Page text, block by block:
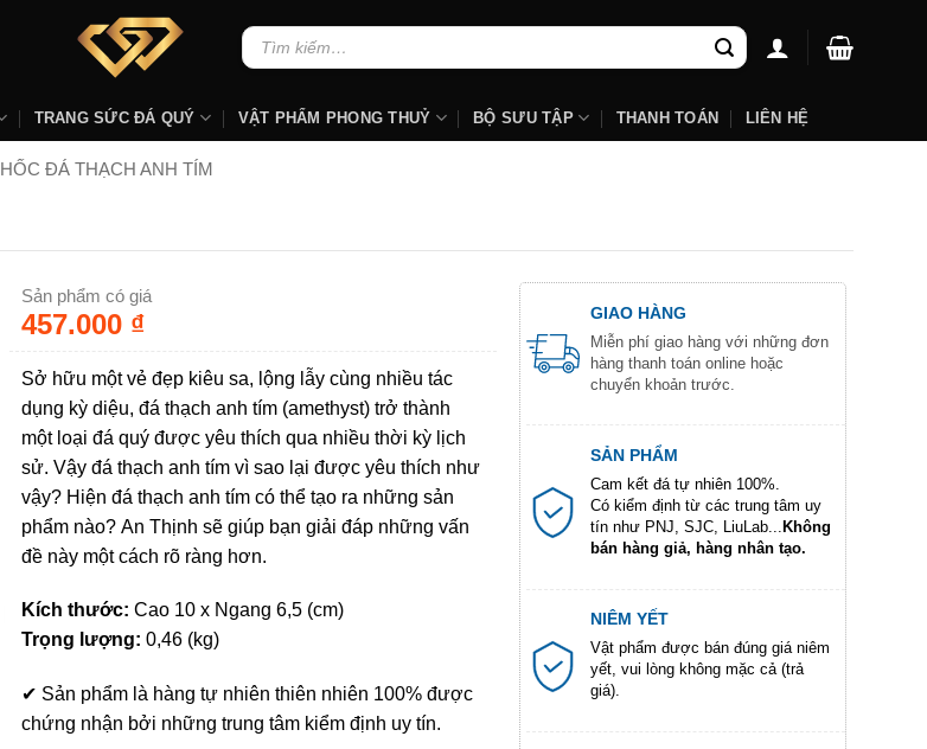
Tìm
kiếm:
TRANG SỨC ĐÁ QUÝ VẬT PHẨM PHONG THUỶ BỘ SƯU TẬP THANH TOÁN LIÊN HỆ
HỐC ĐÁ THẠCH ANH TÍM
Sản phẩm có giá
457.000 ₫
Sở hữu một vẻ đẹp kiêu sa, lộng lẫy cùng nhiều tác
dụng kỳ diệu, đá thạch anh tím (amethyst) trở thành
một loại đá quý được yêu thích qua nhiều thời kỳ lịch
sử. Vậy đá thạch anh tím vì sao lại được yêu thích như
vậy? Hiện đá thạch anh tím có thể tạo ra những sản
phẩm nào? An Thịnh sẽ giúp bạn giải đáp những vấn
đề này một cách rõ ràng hơn.
Kích thước:Cao 10 x Ngang 6,5 (cm)
Trọng lượng: 0,46 (kg)
✔ Sản phẩm là hàng tự nhiên thiên nhiên 100% được
chứng nhận bởi những trung tâm kiểm định uy tín.
GIAO HÀNG
Miễn phí giao hàng với những đơn
hàng thanh toán online hoặc
chuyển khoản trước.
SẢN PHẨM
Cam kết đá tự nhiên 100%.
Có kiểm định từ các trung tâm uy
tín như PNJ, SJC, LiuLab...
Không
bán hàng giả, hàng nhân tạo.
NIÊM YẾT
Vật phẩm được bán đúng giá niêm
yết, vui lòng không mặc cả (trả
giá).